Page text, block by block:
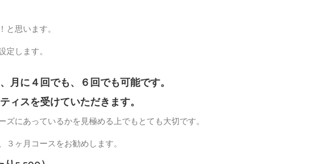
思います。
します。
月に４回でも、６回でも可能です。
ィスを受けていただきます。
にあっているかを見極める上でもとても大切です。
ヶ月コースをお勧めします。